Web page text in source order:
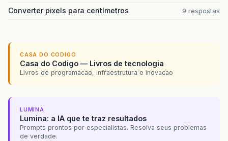
Converter pixels para centímetros 9 respostas
CASA DO CODIGO
Casa do Codigo — Livros de tecnologia
Livros de programacao, infraestrutura e inovacao
LUMINA
Lumina: a IA que te traz resultados
Prompts prontos por especialistas. Resolva seus problemas
de verdade.